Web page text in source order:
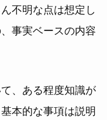
不明な点は想定し
事実ベースの内容
、ある程度知識が
本的な事項は説明